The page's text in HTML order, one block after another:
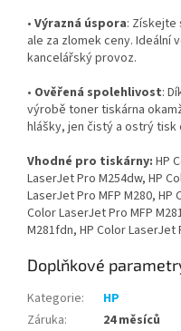
• Výrazná úspora: Získejte
ale za zlomek ceny. Ideální
kancelářský provoz.
• Ověřená spolehlivost:
výrobě toner tiskárna
hlášky, jen čistý a ostrý tisk
Vhodné pro tiskárny: HP
LaserJet Pro M254dw, HP
LaserJet Pro MFP M280, HP
Color LaserJet Pro MFP
M281fdn, HP Color LaserJet
Doplňkové
Kategorie:
HP
Záruka:
24 měsíců